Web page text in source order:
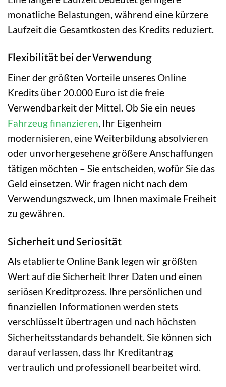
monatliche Belastungen, während eine kürzere
Laufzeit die Gesamtkosten des Kredits reduziert.
Flexibilität bei der Verwendung
Einer der größten Vorteile unseres Online
Kredits über 20.000 Euro ist die freie
Verwendbarkeit der Mittel. Ob Sie ein neues
Fahrzeug finanzieren, Ihr Eigenheim
modernisieren, eine Weiterbildung absolvieren
oder unvorhergesehene größere Anschaffungen
tätigen möchten – Sie entscheiden, wofür Sie das
Geld einsetzen. Wir fragen nicht nach dem
Verwendungszweck, um Ihnen maximale Freiheit
zu gewähren.
Sicherheit und Seriosität
Als etablierte Online Bank legen wir größten
Wert auf die Sicherheit Ihrer Daten und einen
seriösen Kreditprozess. Ihre persönlichen und
finanziellen Informationen werden stets
verschlüsselt übertragen und nach höchsten
Sicherheitsstandards behandelt. Sie können sich
darauf verlassen, dass Ihr Kreditantrag
vertraulich und professionell bearbeitet wird.